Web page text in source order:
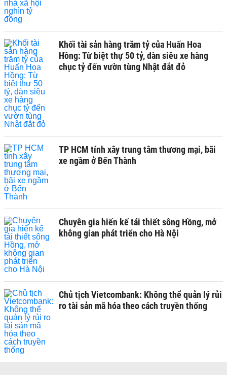
Khối tài sản hàng trăm tỷ của Huấn Hoa
Hồng: Từ biệt thự 50 tỷ, dàn siêu xe hàng
chục tỷ đến vườn tùng Nhật đắt đỏ
TP HCM tính xây trung tâm thương mại, bãi
xe ngầm ở Bến Thành
Chuyên gia hiến kế tái thiết sông Hồng, mở
không gian phát triển cho Hà Nội
Chủ tịch Vietcombank: Không thể quản lý rủi
ro tài sản mã hóa theo cách truyền thống